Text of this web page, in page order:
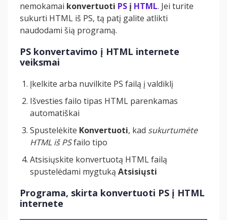
nemokamai konvertuoti PS į HTML. Jei turite
sukurti HTML iš PS, tą patį galite atlikti
naudodami šią programą.
PS konvertavimo į HTML internete
veiksmai
Įkelkite arba nuvilkite PS failą į valdiklį
Išvesties failo tipas HTML parenkamas
automatiškai
Spustelėkite Konvertuoti, kad sukurtumėte
HTML iš PSfailo tipo
Atsisiųskite konvertuotą HTML failą
spustelėdami mygtuką Atsisiųsti
Programa, skirta konvertuoti PS į HTML
internete